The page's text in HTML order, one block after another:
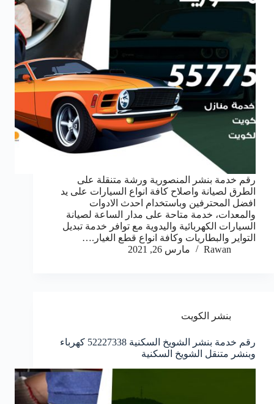
رقم خدمة بنشر المنصورية ورشة متنقلة على
الطرق لصيانة واصلاح كافة انواع السيارات على يد
افضل المحترفين وباستخدام احدث الادوات
والمعدات، خدمة متاحة على مدار الساعة لصيانة
السيارات الكهربائية واليدوية مع توافر خدمة تبديل
التواير والبطاريات وكافة انواع قطع الغيار.…
Rawan
مارس 26, 2021
بنشر الكويت
رقم خدمة بنشر الشويخ السكنية 52227338 كهرباء
وبنشر متنقل الشويخ السكنية